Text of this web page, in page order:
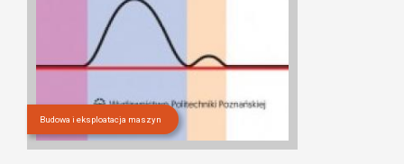
Budowa i eksploatacja maszyn